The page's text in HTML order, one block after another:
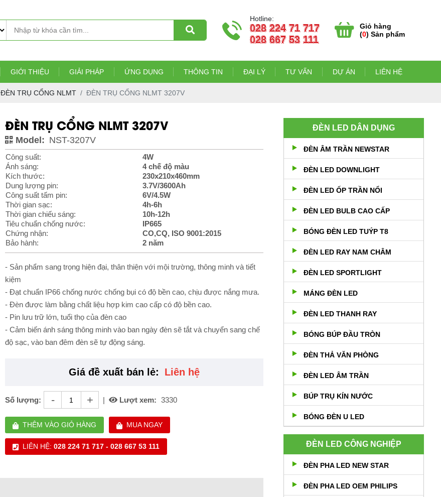
Hotline:
028 224 71 717
028 667 53 111
Giỏ hàng
(0) Sản phẩm
GIỚI THIỆU GIẢI PHÁP ỨNG DỤNG THÔNG TIN ĐẠI LÝ TƯ VẤN DỰ ÁN LIÊN HỆ
ĐÈN TRỤ CỔNG NLMT ĐÈN TRỤ CỔNG NLMT 3207V
ĐÈN TRỤ CỔNG NLMT 3207V
Model: NST-3207V
Công suất:
4W
Ánh sáng:
4 chế độ màu
Kích thước:
230x210x460mm
Dung lượng pin:
3.7V/3600Ah
Công suất tấm pin:
6V/4.5W
Thời gian sạc:
4h-6h
Thời gian chiếu sáng:
10h-12h
Tiêu chuẩn chống nước:
IP665
Chứng nhận:
CO,CQ, ISO 9001:2015
Bảo hành:
2 năm
- Sản phẩm sang trọng hiện đại, thân thiện với mội trường, thông minh và tiết
kiệm
- Đạt chuẩn IP66 chống nước chống bụi có độ bền cao, chịu được nắng mưa.
- Đèn được làm bằng chất liệu hợp kim cao cấp có độ bền cao.
- Pin lưu trữ lớn, tuổi thọ của đèn cao
- Cảm biến ánh sáng thông minh vào ban ngày đèn sẽ tắt và chuyển sang chế
độ sạc, vào ban đêm đèn sẽ tự động sáng.
Giá đề xuất bán lẻ: Liên hệ
Số lượng: - + | Lượt xem: 3330
THÊM VÀO GIỎ HÀNG MUA NGAY
LIÊN HỆ:028 224 71 717 - 028 667 53 111
ĐÈN LED DÂN DỤNG
ĐÈN ÂM TRẦN NEWSTAR
ĐÈN LED DOWNLIGHT
ĐÈN LED ỐP TRẦN NỔI
ĐÈN LED BULB CAO CẤP
BÓNG ĐÈN LED TUÝP T8
ĐÈN LED RAY NAM CHÂM
ĐÈN LED SPORTLIGHT
MÁNG ĐÈN LED
ĐÈN LED THANH RAY
BÓNG BÚP ĐẦU TRÒN
ĐÈN THẢ VĂN PHÒNG
ĐÈN LED ÂM TRẦN
BÚP TRỤ KÍN NƯỚC
BÓNG ĐÈN U LED
ĐÈN LED CÔNG NGHIỆP
ĐÈN PHA LED NEW STAR
ĐÈN PHA LED OEM PHILIPS